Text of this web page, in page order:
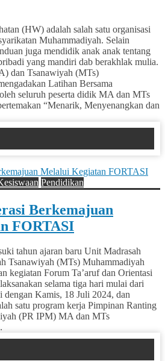
(HW) adalah salah satu organisasi
Muhammadiyah. Selain
juga mendidik anak anak tentang
yang mandiri dab berakhlak mulia.
dan Tsanawiyah (MTs)
Latihan Bersama
seluruh peserta didik MA dan MTs
“Menarik, Menyenangkan dan
Pendidikan
Berkemajuan
FORTASI
tahun ajaran baru Unit Madrasah
Tsanawiyah (MTs) Muhammadiyah
kegiatan Forum Ta’aruf dan Orientasi
selama tiga hari mulai dari
dengan Kamis, 18 Juli 2024, dan
satu program kerja Pimpinan Ranting
(PR IPM) MA dan MTs